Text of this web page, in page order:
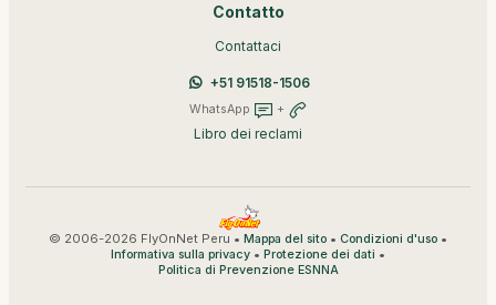
Contatto
Contattaci
+51 91518-1506
WhatsApp +
Libro dei reclami
© 2006-2026 FlyOnNet Peru • Mappa del sito • Condizioni d'uso •
Informativa sulla privacy • Protezione dei dati •
Politica di Prevenzione ESNNA